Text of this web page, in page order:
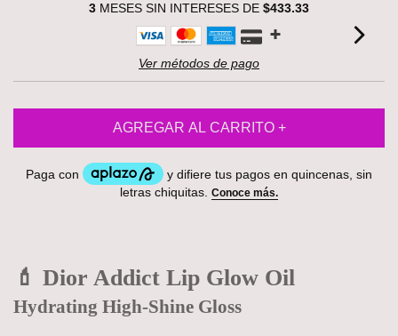
3 MESES SIN INTERESES DE $433.33
Ver métodos de pago
💄 Dior Addict Lip Glow Oil
Hydrating High-Shine Gloss